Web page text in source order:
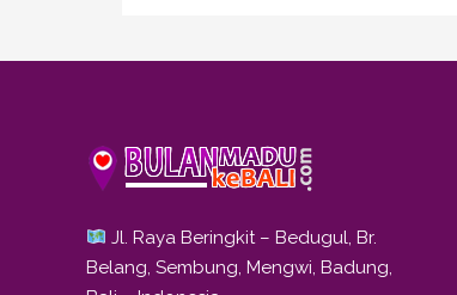
Jl. Raya Beringkit – Bedugul, Br.
Belang, Sembung, Mengwi, Badung,